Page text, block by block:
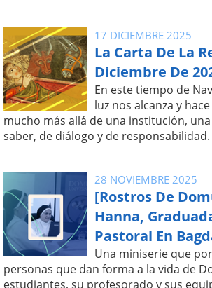
17 DICIEMBRE 2025
La Carta De La
Diciembre De
En este tiempo de
luz nos alcanza y
mucho más allá de una institución,
saber, de diálogo y de responsabilidad.
28 NOVIEMBRE 2025
[Rostros De
Hanna,
Pastoral En
Una miniserie que
personas que dan forma a la vida de
estudiantes, su profesorado y sus